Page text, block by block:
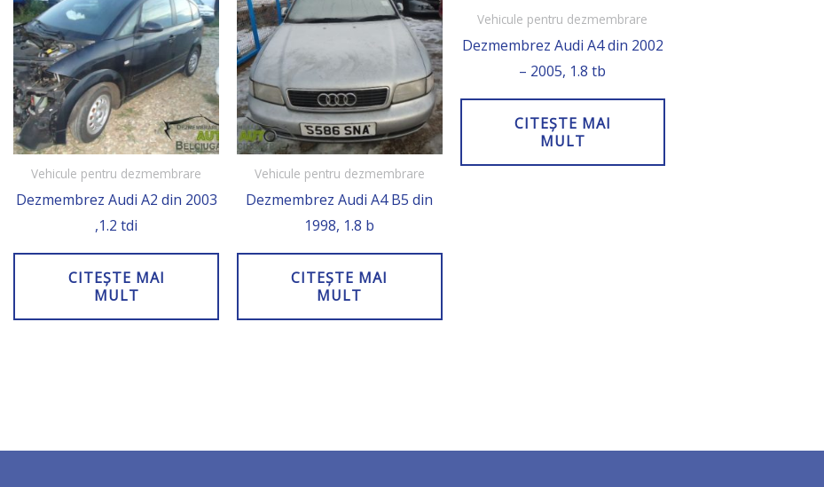
Vehicule pentru dezmembrare
Dezmembrez Audi A2 din 2003
,1.2 tdi
CITEȘTE MAI
MULT
Vehicule pentru dezmembrare
Dezmembrez Audi A4 B5 din
1998, 1.8 b
CITEȘTE MAI
MULT
Vehicule pentru dezmembrare
Dezmembrez Audi A4 din 2002
– 2005, 1.8 tb
CITEȘTE MAI
MULT